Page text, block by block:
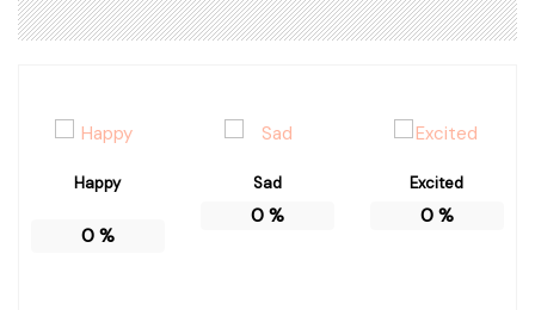
Happy
0%
Sad
0%
Excited
0%